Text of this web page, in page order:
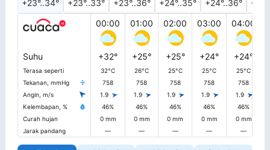
+23°..34° +23°..33° +23°..36° +24°..35° +24°..36°
00:00
01:00 02:00 03:00 04:00
Suhu +32° +25° +25° +24° +24°
Terasa seperti 32°C 26°C 25°C 25°C
25°C
Tekanan, mmHg
758 758 758 758
758
Angin, m/s
1.9 1.9 1.9 1.9 1.9
Kelembapan, %
46% 46% 46% 46%
46%
Curah hujan
0 mm 0 mm 0 mm 0 mm 0 mm
Jarak pandang
— — — — —